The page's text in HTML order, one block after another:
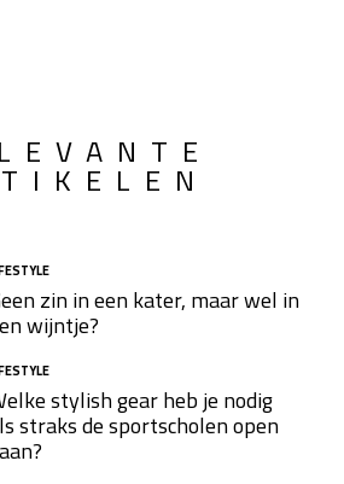
zin in een kater, maar wel in
wijntje?
stylish gear heb je nodig
straks de sportscholen open